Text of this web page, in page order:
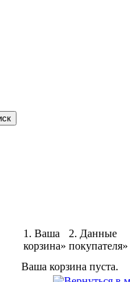
1. Ваша
корзина»
2. Данные
покупателя»
Ваша корзина пуста.